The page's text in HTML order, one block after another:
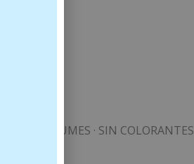
SIN PERFUMES · SIN COLORANTES